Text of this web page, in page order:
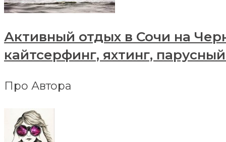
Активный отдых в Сочи на
кайтсерфинг, яхтинг,
Про Автора